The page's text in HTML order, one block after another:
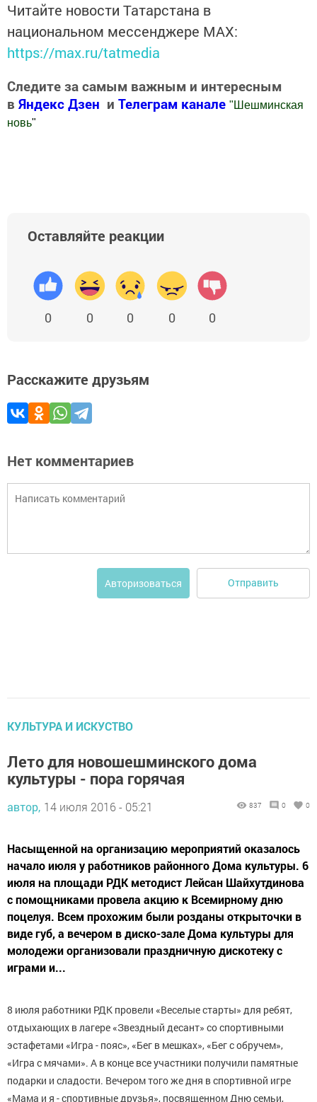
Читайте новости Татарстана в
национальном мессенджере MАХ:
https://max.ru/tatmedia
Следите за самым важным и интересным
в Яндекс Дзен и Телеграм канале " Шешминская
новь"
Оставляйте реакции
0 0 0 0 0
Расскажите друзьям
Нет комментариев
Авторизоваться Отправить
КУЛЬТУРА И ИСКУСТВО
Лето для новошешминского дома
культуры - пора горячая
автор, 14 июля 2016 - 05:21 837 0 0
Насыщенной на организацию мероприятий оказалось
начало июля у работников районного Дома культуры. 6
июля на площади РДК методист Лейсан Шайхутдинова
с помощниками провела акцию к Всемирному дню
поцелуя. Всем прохожим были розданы открыточки в
виде губ, а вечером в диско-зале Дома культуры для
молодежи организовали праздничную дискотеку с
играми и...
8 июля работники РДК провели «Веселые старты» для ребят,
отдыхающих в лагере «Звездный десант» со спортивными
эстафетами «Игра - пояс», «Бег в мешках», «Бег с обручем»,
«Игра с мячами». А в конце все участники получили памятные
подарки и сладости. Вечером того же дня в спортивной игре
«Мама и я - спортивные друзья», посвященном Дню семьи,